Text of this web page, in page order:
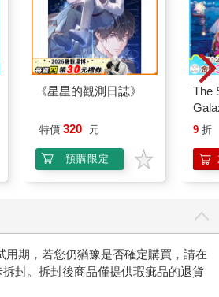
《星星的觀測日誌》
特價 320 元
預購限定
The
9 折
期，若您仍猶豫是否確定購買，請在
封。拆封後商品僅提供瑕疵品的退貨